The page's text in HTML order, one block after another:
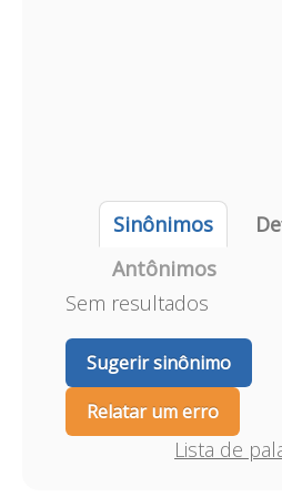
Sinônimos
Antônimos
Sem resultados
Sugerir sinônimo
Relatar um erro
Lista de